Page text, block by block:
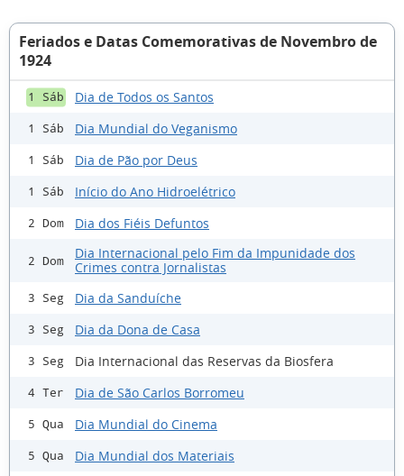
Feriados e Datas Comemorativas de Novembro de
1924
1 Sáb Dia de Todos os Santos
1 Sáb Dia Mundial do Veganismo
1 Sáb Dia de Pão por Deus
1 Sáb Início do Ano Hidroelétrico
2 Dom Dia dos Fiéis Defuntos
2 Dom
Dia Internacional pelo Fim da Impunidade dos
Crimes contra Jornalistas
3 Seg Dia da Sanduíche
3 Seg Dia da Dona de Casa
3 Seg Dia Internacional das Reservas da Biosfera
4 Ter Dia de São Carlos Borromeu
5 Qua Dia Mundial do Cinema
5 Qua Dia Mundial dos Materiais